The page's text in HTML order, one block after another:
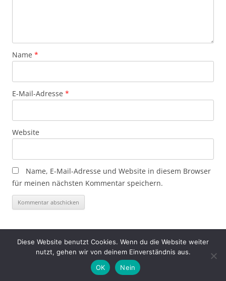
Name *
E-Mail-Adresse *
Website
Name, E-Mail-Adresse und Website in diesem Browser
für meinen nächsten Kommentar speichern.
Hosting von podcaster.de
Diese Website benutzt Cookies. Wenn du die Website weiter
nutzt, gehen wir von deinem Einverständnis aus.
OK
Nein